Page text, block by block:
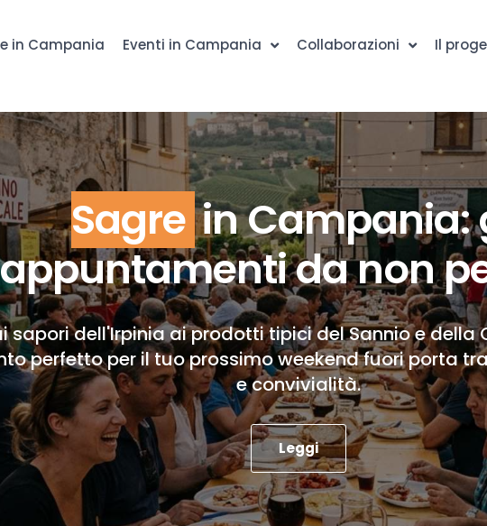
in Campania Eventi in Campania Collaborazioni Il
Sagre in Campania:
appuntamenti da non
sapori dell'Irpinia ai prodotti tipici del Sannio e della
perfetto per il tuo prossimo weekend fuori porta
e convivialità.
Leggi